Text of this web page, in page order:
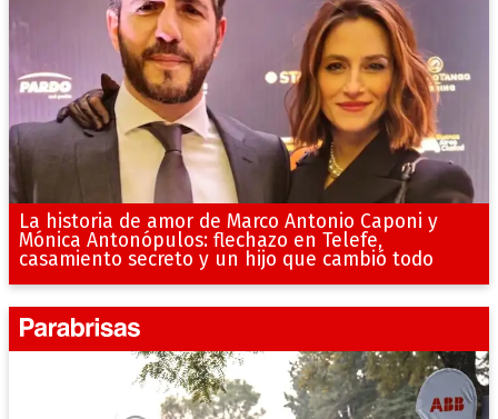
La historia de amor de Marco Antonio Caponi y
Mónica Antonópulos: flechazo en Telefe,
casamiento secreto y un hijo que cambió todo